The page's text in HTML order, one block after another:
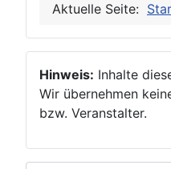
Aktuelle Seite:
Hinweis: Inhalte
Wir übernehmen
bzw. Veranstalter.